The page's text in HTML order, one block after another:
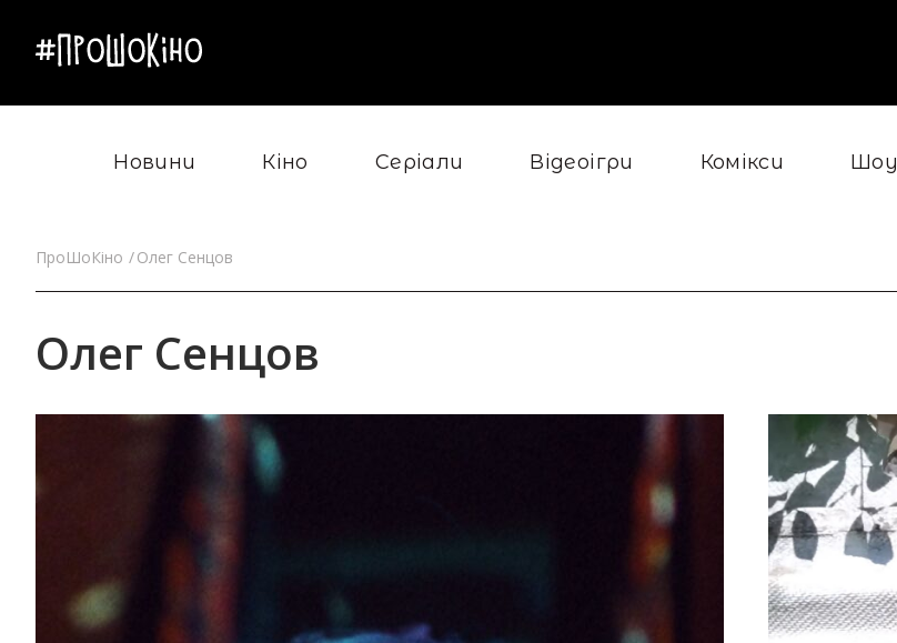
Новини Кіно Серіали Відеоігри Комікси Шоу
ПроШоКіно Олег Сенцов
Олег Сенцов